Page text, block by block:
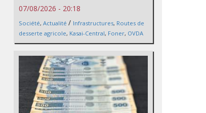
07/08/2026 - 20:18
Société, Actualité / Infrastructures, Routes de
desserte agricole, Kasai-Central, Foner, OVDA